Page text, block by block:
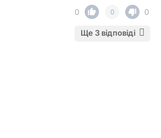
0
0 0
Ще 3 відповіді